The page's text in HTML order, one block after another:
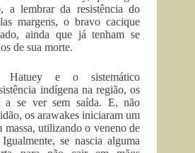
a lembrar da resistência do
margens, o bravo cacique
ainda que já tenham se
de sua morte.
e o sistemático
indígena na região, os
a se ver sem saída. E, não
os arawakes iniciaram um
massa, utilizando o veneno de
se nascia alguma